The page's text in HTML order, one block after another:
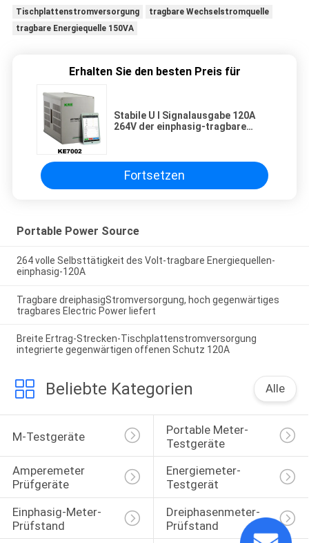
Tischplattenstromversorgung
tragbare Wechselstromquelle
tragbare Energiequelle 150VA
Erhalten Sie den besten Preis für
Stabile U I Signalausgabe 120A
264V der einphasig-tragbare
Fortsetzen
Portable Power Source
264 volle Selbsttätigkeit des Volt-tragbare Energiequellen-
einphasig-120A
Tragbare dreiphasigStromversorgung, hoch gegenwärtiges
tragbares Electric Power liefert
Breite Ertrag-Strecken-Tischplattenstromversorgung
integrierte gegenwärtigen offenen Schutz 120A
Beliebte Kategorien Alle
M-Testgeräte
Portable Meter-
Testgeräte
Amperemeter
Prüfgeräte
Energiemeter-
Testgerät
Einphasig-Meter-
Prüfstand
Dreiphasenmeter-
Prüfstand